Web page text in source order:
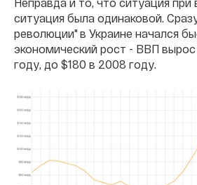
Неправда и то, что ситуация при
ситуация была одинаковой.
революции" в Украине начался
экономический рост - ВВП
году, до $180 в 2008 году.